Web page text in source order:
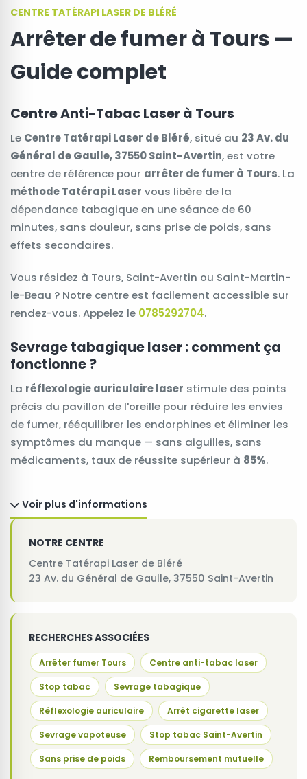
CENTRE TATÉRAPI LASER DE BLÉRÉ
Arrêter de fumer à Tours —
Guide complet
Centre Anti-Tabac Laser à Tours
Le Centre Tatérapi Laser de Bléré, situé au 23 Av. du
Général de Gaulle, 37550 Saint-Avertin, est votre
centre de référence pour arrêter de fumer à Tours. La
méthode Tatérapi Laser vous libère de la
dépendance tabagique en une séance de 60
minutes, sans douleur, sans prise de poids, sans
effets secondaires.
Vous résidez à Tours, Saint-Avertin ou Saint-Martin-
le-Beau ? Notre centre est facilement accessible sur
rendez-vous. Appelez le 0785292704.
Sevrage tabagique laser : comment ça
fonctionne ?
La réflexologie auriculaire laser stimule des points
précis du pavillon de l'oreille pour réduire les envies
de fumer, rééquilibrer les endorphines et éliminer les
symptômes du manque — sans aiguilles, sans
médicaments, taux de réussite supérieur à 85%.
Voir plus d'informations
NOTRE CENTRE
Centre Tatérapi Laser de Bléré
23 Av. du Général de Gaulle, 37550 Saint-Avertin
RECHERCHES ASSOCIÉES
Arrêter fumer Tours Centre anti-tabac laser
Stop tabac Sevrage tabagique
Réflexologie auriculaire Arrêt cigarette laser
Sevrage vapoteuse Stop tabac Saint-Avertin
Sans prise de poids Remboursement mutuelle